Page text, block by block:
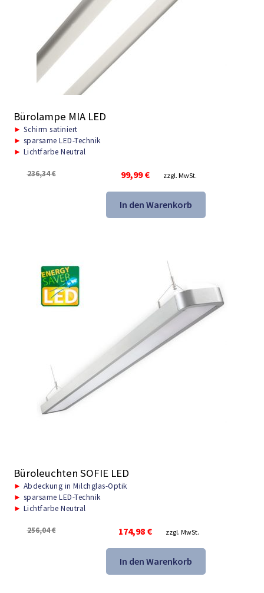
Bürolampe MIA LED
► Schirm satiniert
► sparsame LED-Technik
► Lichtfarbe Neutral
236,34€
Ursprünglicher
Preis
war:
236,34 €
99,99€
Aktueller
Preis
ist:
99,99 €.
zzgl. MwSt.
In den Warenkorb
Büroleuchten SOFIE LED
► Abdeckung in Milchglas-Optik
► sparsame LED-Technik
► Lichtfarbe Neutral
256,04€
Ursprünglicher
Preis
war:
256,04 €
174,98 €
Aktueller
Preis
ist:
174,98 €.
zzgl. MwSt.
In den Warenkorb